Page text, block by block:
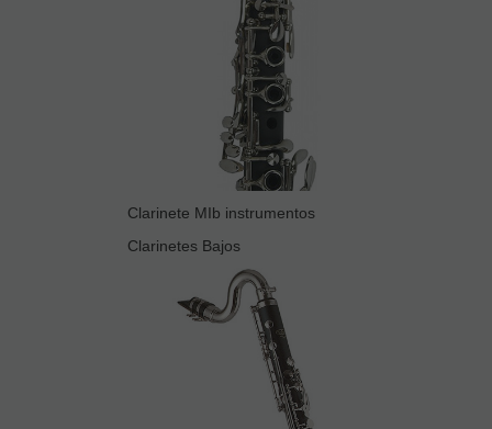
Clarinete MIb instrumentos
Clarinetes Bajos